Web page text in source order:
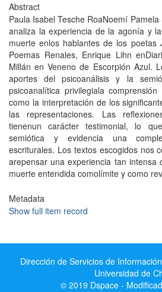
Abstract
Paula Isabel Tesche RoaNoemí
analiza la experiencia de la agonía y
muerte enlos hablantes de los poetas
Poemas Renales, Enrique Lihn
Millán en Veneno de Escorpión Azul.
aportes del psicoanálisis y la
psicoanalítica privilegiala
como la interpretación de los
las representaciones. Las
tienenun carácter testimonial, lo
semiótica y evidencia una
escriturales. Los textos escogidos nos
arepensar una experiencia tan intensa
muerte entendida comolímite y como
Metadata
Show full item record
Dirección de Servicios de
Universidad de
© 2019 Dspace -